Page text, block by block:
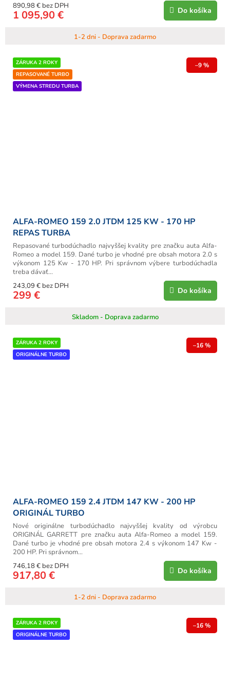
1-2 dni - Doprava zadarmo
890,98 € bez DPH
1 095,90 € Do košíka
ZÁRUKA 2 ROKY
REPASOVANÉ TURBO
VÝMENA STREDU TURBA
–9 %
ALFA-ROMEO 159 2.0 JTDM 125 KW - 170 HP
REPAS TURBA
Skladom - Doprava zadarmo
243,09 € bez DPH
299 € Do košíka
Repasované turbodúchadlo najvyššej kvality pre značku auta Alfa-
Romeo a model 159. Dané turbo je vhodné pre obsah motora 2.0 s
výkonom 125 Kw - 170 HP. Pri správnom výbere turbodúchadla
treba dávať...
ZÁRUKA 2 ROKY
ORIGINÁLNE TURBO
–16 %
ALFA-ROMEO 159 2.4 JTDM 147 KW - 200 HP
ORIGINÁL TURBO
1-2 dni - Doprava zadarmo
746,18 € bez DPH
917,80 € Do košíka
Nové originálne turbodúchadlo najvyššej kvality od výrobcu
ORIGINÁL GARRETT pre značku auta Alfa-Romeo a model 159.
Dané turbo je vhodné pre obsah motora 2.4 s výkonom 147 Kw -
200 HP. Pri správnom...
ZÁRUKA 2 ROKY
ORIGINÁLNE TURBO
–16 %